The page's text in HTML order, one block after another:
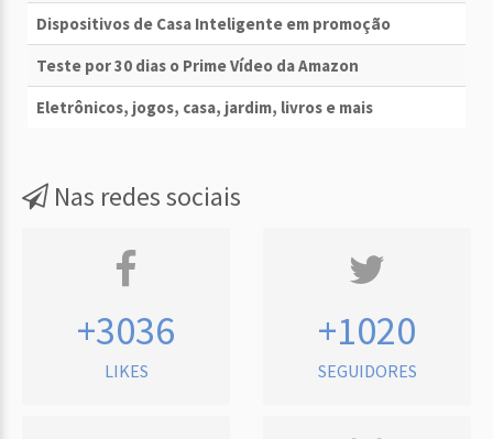
Dispositivos de Casa Inteligente em promoção
Teste por 30 dias o Prime Vídeo da Amazon
Eletrônicos, jogos, casa, jardim, livros e mais
Nas redes sociais
+3036
LIKES
+1020
SEGUIDORES